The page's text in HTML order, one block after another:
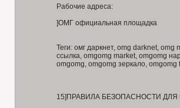
Рабочие адреса:
]ОМГ официальная площадка
Теги: омг даркнет, omg darknet,
ссылка, omgomg market, omgomg
omgomg, omgomg зеркало, omgomg
15]ПРАВИЛА БЕЗОПАСНОСТИ